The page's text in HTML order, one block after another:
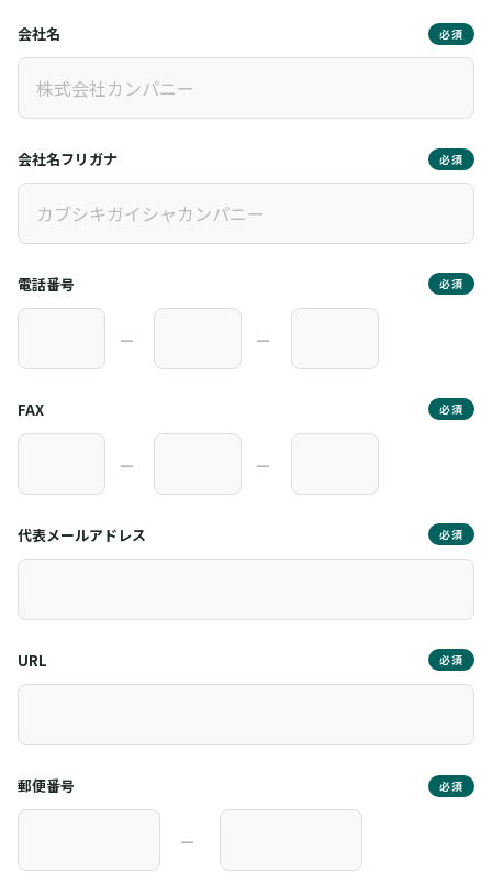
会社名 必須
会社名フリガナ 必須
電話番号 必須
― ―
FAX 必須
― ―
代表メールアドレス 必須
URL 必須
郵便番号 必須
―